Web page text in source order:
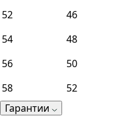
52
46
54
48
56
50
58
52
Гарантии